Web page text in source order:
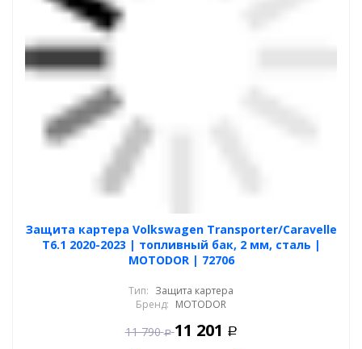
Защита картера Volkswagen Transporter/Caravelle
T6.1 2020-2023 | топливный бак, 2 мм, сталь |
MOTODOR | 72706
Тип: Защита картера
Бренд: MOTODOR
11 790 Р 11 201 Р